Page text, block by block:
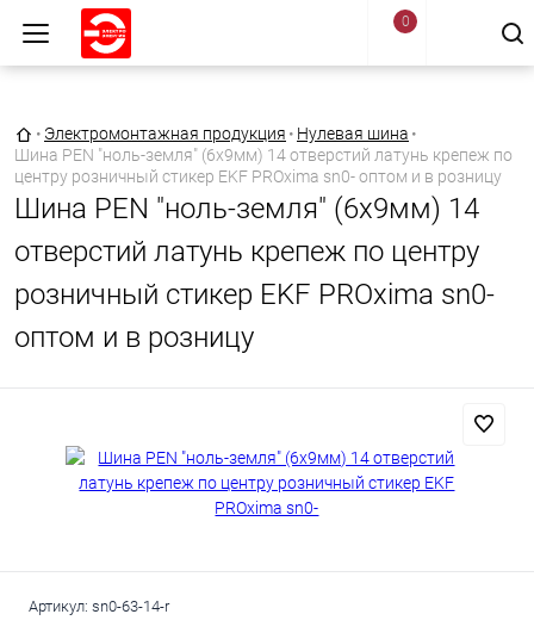
Главная страница
• Электромонтажная продукция • Нулевая шина •
Шина PEN "ноль-земля" (6х9мм) 14 отверстий латунь крепеж по
центру розничный стикер EKF PROxima sn0- оптом и в розницу
Шина PEN "ноль-земля" (6х9мм) 14
отверстий латунь крепеж по центру
розничный стикер EKF PROxima sn0-
оптом и в розницу
Артикул: sn0-63-14-r
0